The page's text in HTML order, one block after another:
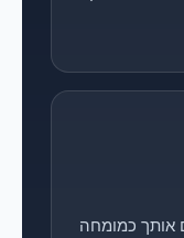
אותך כמומחה